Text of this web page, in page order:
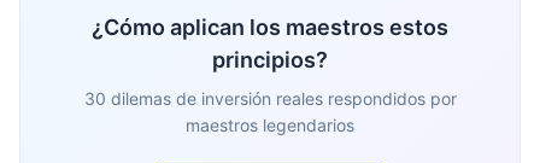
¿Cómo aplican los maestros estos
principios?
30 dilemas de inversión reales respondidos por
maestros legendarios